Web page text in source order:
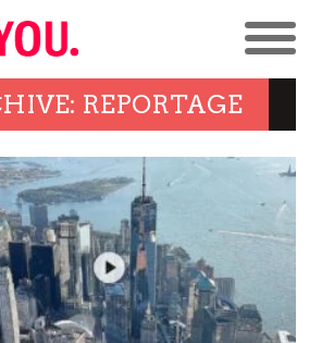
REPORTAGE